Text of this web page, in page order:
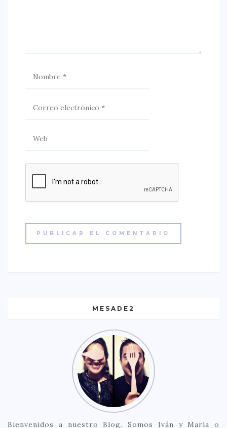
MESADE2
Bienvenidos a nuestro Blog. Somos Iván y María o